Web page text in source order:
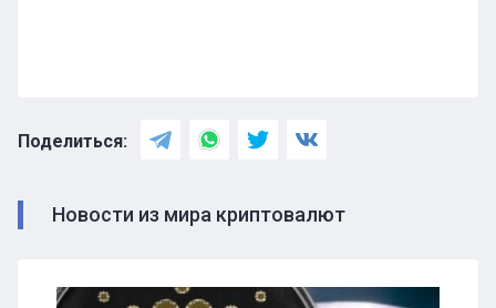
Поделиться:
Новости из мира криптовалют